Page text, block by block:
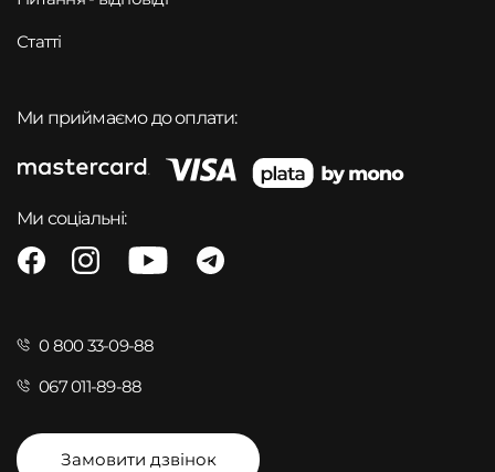
Статті
Ми приймаємо до оплати:
Ми соціальні:
0 800 33-09-88
067 011-89-88
Замовити дзвінок